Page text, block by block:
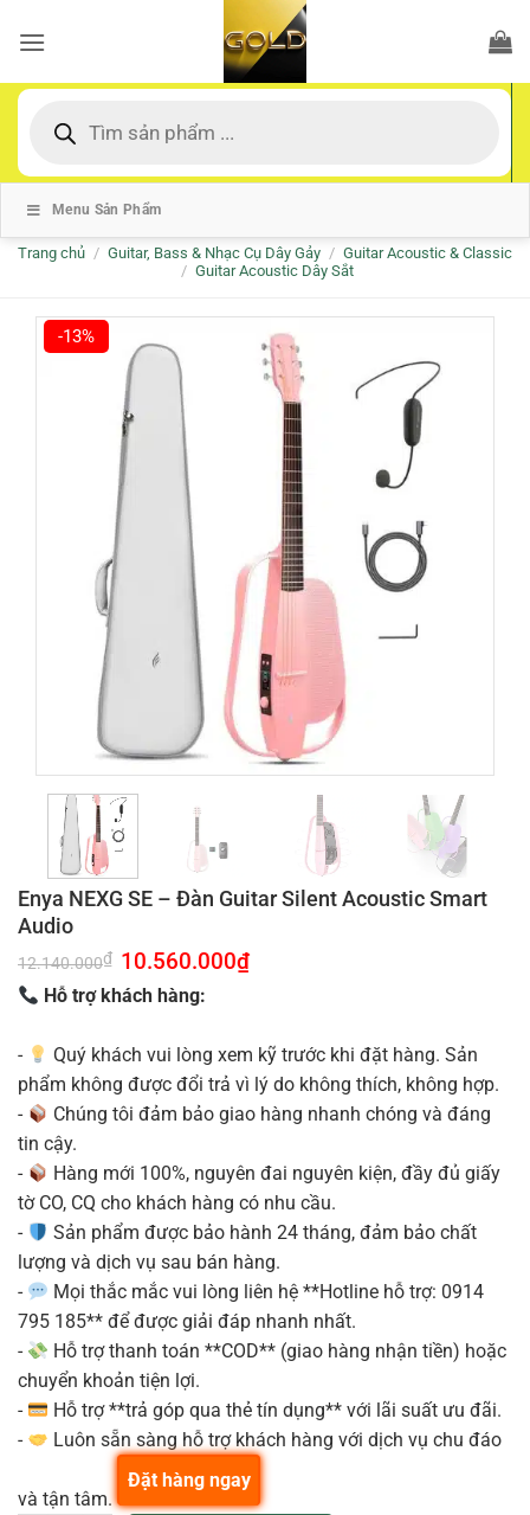
qua
dung
kiếm
Menu Sản Phẩm
Trang chủ / Guitar, Bass & Nhạc Cụ Dây Gảy / Guitar Acoustic & Classic
/ Guitar Acoustic Dây Sắt
-13%
Enya NEXG SE – Đàn Guitar Silent Acoustic Smart
Audio
12.140.000₫ Giá
gốc
là:
12.140.000₫.
10.560.000₫Giá
Hỗ trợ khách hàng:
-
Quý khách vui lòng xem kỹ trước khi đặt hàng. Sản
phẩm không được đổi trả vì lý do không thích, không hợp.
-
Chúng tôi đảm bảo giao hàng nhanh chóng và đáng
tin cậy.
-
Hàng mới 100%, nguyên đai nguyên kiện, đầy đủ giấy
tờ CO, CQ cho khách hàng có nhu cầu.
-
Sản phẩm được bảo hành 24 tháng, đảm bảo chất
lượng và dịch vụ sau bán hàng.
-
Mọi thắc mắc vui lòng liên hệ **Hotline hỗ trợ: 0914
795 185** để được giải đáp nhanh nhất.
-
Hỗ trợ thanh toán **COD** (giao hàng nhận tiền) hoặc
chuyển khoản tiện lợi.
-
Hỗ trợ **trả góp qua thẻ tín dụng** với lãi suất ưu đãi.
-
Luôn sẵn sàng hỗ trợ khách hàng với dịch vụ chu đáo
và tận tâm.
Đặt hàng ngay